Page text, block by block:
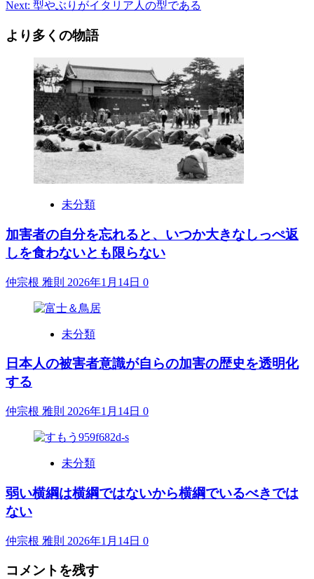
Next: 型やぶりがイタリア人の型である
より多くの物語
未分類
加害者の自分を忘れると、いつか大きなしっぺ返
しを食わないとも限らない
仲宗根 雅則 2026年1月14日 0
未分類
日本人の被害者意識が自らの加害の歴史を透明化
する
仲宗根 雅則 2026年1月14日 0
未分類
弱い横綱は横綱ではないから横綱でいるべきでは
ない
仲宗根 雅則 2026年1月14日 0
コメントを残す